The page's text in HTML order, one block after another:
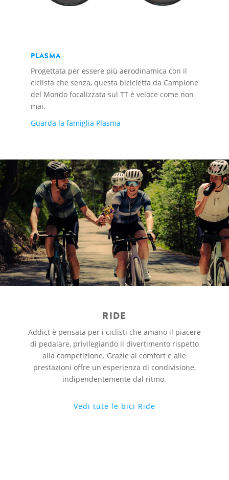
PLASMA
Progettata per essere più aerodinamica con il
ciclista che senza, questa bicicletta da Campione
del Mondo focalizzata sul TT è veloce come non
mai.
Guarda la famiglia Plasma
RIDE
Addict è pensata per i ciclisti che amano il piacere
di pedalare, privilegiando il divertimento rispetto
alla competizione. Grazie al comfort e alle
prestazioni offre un'esperienza di condivisione,
indipendentemente dal ritmo.
Vedi tute le bici Ride